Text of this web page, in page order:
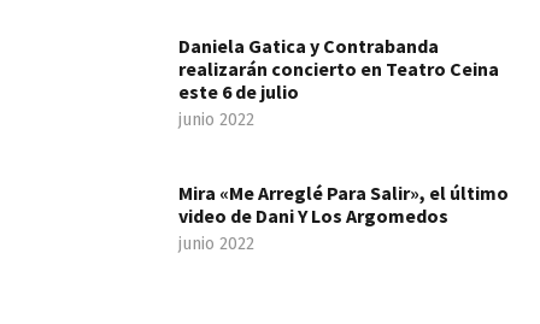
Daniela Gatica y Contrabanda
realizarán concierto en Teatro Ceina
este 6 de julio
junio 2022
Mira «Me Arreglé Para Salir», el último
video de Dani Y Los Argomedos
junio 2022